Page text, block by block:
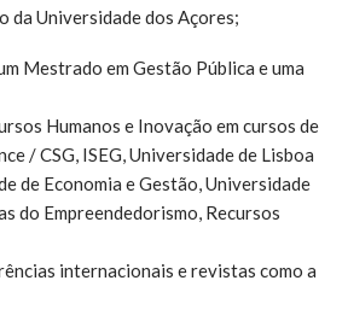
da Universidade dos Açores;
Mestrado em Gestão Pública e uma
Humanos e Inovação em cursos de
/ CSG, ISEG, Universidade de Lisboa
de Economia e Gestão, Universidade
do Empreendedorismo, Recursos
internacionais e revistas como a